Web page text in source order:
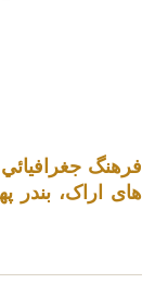
فرهنگ
های اراک، بندر